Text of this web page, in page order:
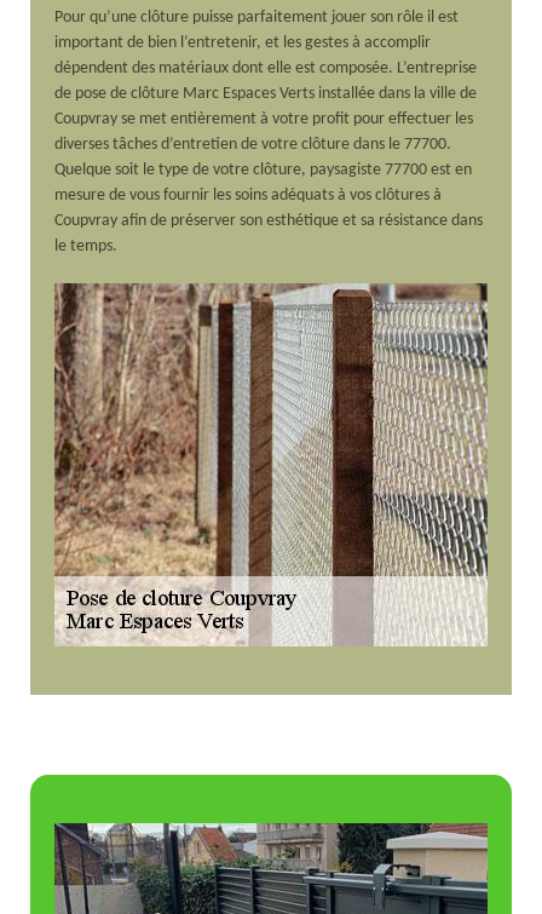
Pour qu’une clôture puisse parfaitement jouer son rôle il est
important de bien l’entretenir, et les gestes à accomplir
dépendent des matériaux dont elle est composée. L’entreprise
de pose de clôture Marc Espaces Verts installée dans la ville de
Coupvray se met entièrement à votre profit pour effectuer les
diverses tâches d’entretien de votre clôture dans le 77700.
Quelque soit le type de votre clôture, paysagiste 77700 est en
mesure de vous fournir les soins adéquats à vos clôtures à
Coupvray afin de préserver son esthétique et sa résistance dans
le temps.